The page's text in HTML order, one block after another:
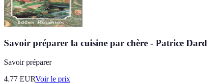
Savoir préparer la cuisine par chère - Patrice Dard
Savoir préparer
4.77 EURVoir le prix